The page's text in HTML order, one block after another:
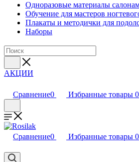
Одноразовые материалы
Обучение для мастеров
Плакаты и методички для
Наборы
АКЦИИ
Сравнение0 Избранные товары 0
Сравнение0 Избранные товары 0